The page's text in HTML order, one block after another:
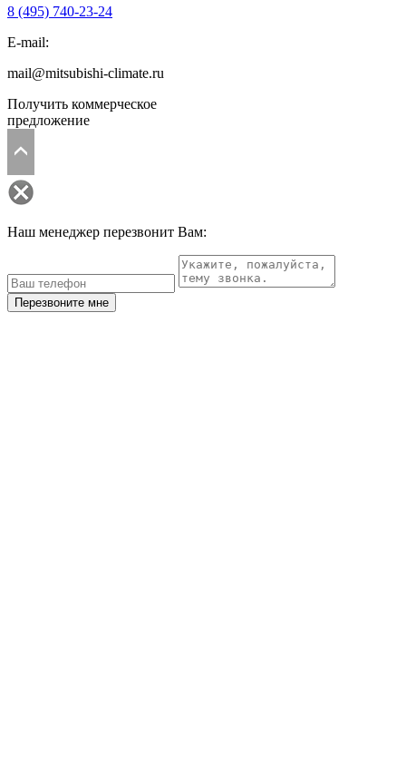
8 (495) 740-23-24
E-mail:
mail@mitsubishi-climate.ru
Получить коммерческое
предложение
Наш менеджер перезвонит Вам:
Перезвоните мне